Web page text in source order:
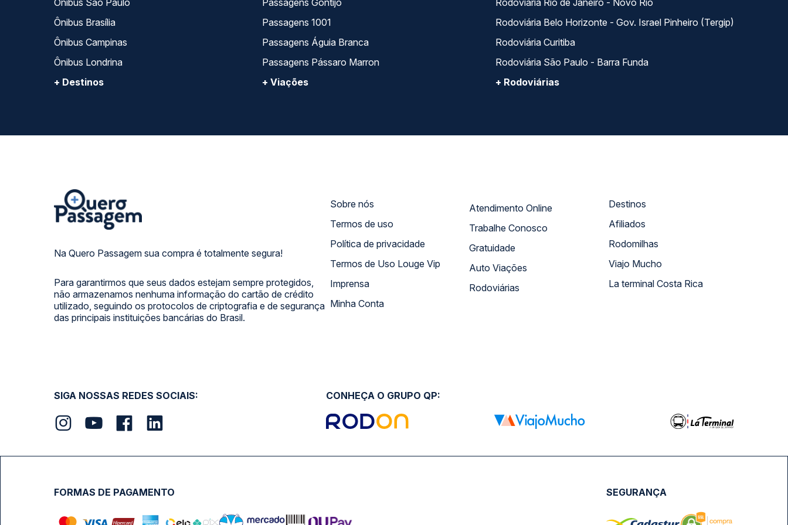
Ônibus São Paulo
Ônibus Brasília
Ônibus Campinas
Ônibus Londrina
+ Destinos
Passagens Gontijo
Passagens 1001
Passagens Águia Branca
Passagens Pássaro Marron
+ Viações
Rodoviária Rio de Janeiro - Novo Rio
Rodoviária Belo Horizonte - Gov. Israel Pinheiro (Tergip)
Rodoviária Curitiba
Rodoviária São Paulo - Barra Funda
+ Rodoviárias
Na Quero Passagem sua compra é totalmente segura!
Para garantirmos que seus dados estejam sempre protegidos,
não armazenamos nenhuma informação do cartão de crédito
utilizado, seguindo os protocolos de criptografia e de segurança
das principais instituições bancárias do Brasil.
Sobre nós
Termos de uso
Política de privacidade
Termos de Uso Louge Vip
Imprensa
Minha Conta
Atendimento Online
Trabalhe Conosco
Gratuidade
Auto Viações
Rodoviárias
Destinos
Afiliados
Rodomilhas
Viajo Mucho
La terminal Costa Rica
SIGA NOSSAS REDES SOCIAIS: CONHEÇA O GRUPO QP:
FORMAS DE PAGAMENTO SEGURANÇA